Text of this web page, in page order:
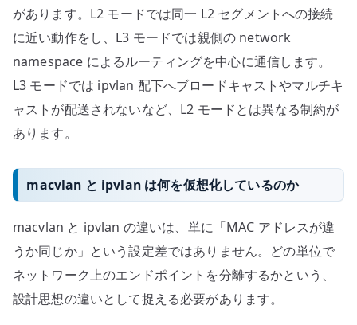
があります。L2 モードでは同一 L2 セグメントへの接続
に近い動作をし、L3 モードでは親側の network
namespace によるルーティングを中心に通信します。
L3 モードでは ipvlan 配下へブロードキャストやマルチキ
ャストが配送されないなど、L2 モードとは異なる制約が
あります。
macvlan と ipvlan は何を仮想化しているのか
macvlan と ipvlan の違いは、単に「MAC アドレスが違
うか同じか」という設定差ではありません。どの単位で
ネットワーク上のエンドポイントを分離するかという、
設計思想の違いとして捉える必要があります。